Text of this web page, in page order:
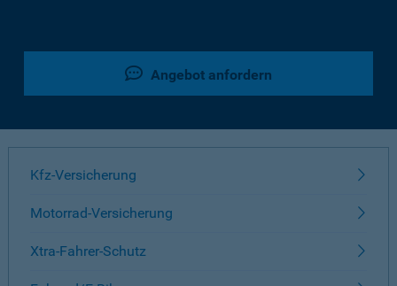
Angebot anfordern
Kfz-Versicherung
Motorrad-Versicherung
Xtra-Fahrer-Schutz